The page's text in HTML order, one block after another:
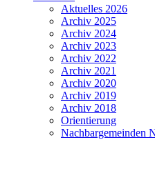
Aktuelles 2026
Archiv 2025
Archiv 2024
Archiv 2023
Archiv 2022
Archiv 2021
Archiv 2020
Archiv 2019
Archiv 2018
Orientierung
Nachbargemeinden